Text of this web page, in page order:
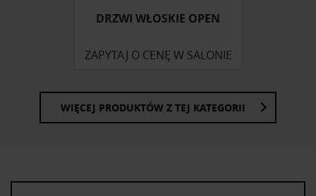
DRZWI WŁOSKIE OPEN
ZAPYTAJ O CENĘ W SALONIE
WIĘCEJ PRODUKTÓW Z TEJ KATEGORII